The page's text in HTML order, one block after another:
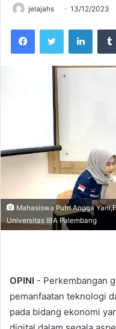
jelajahs 13/12/2023
Mahasiswa Putri Angga
Universitas IBA Palembang
OPINI - Perkembangan
pemanfaatan teknologi
pada bidang ekonomi